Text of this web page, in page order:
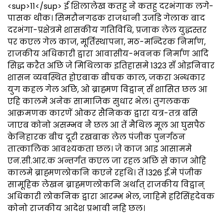
<sup>11</sup> ई शिलालेख कतहु ने कतहु दरभंगाक लगे-
पासक थीक। सिमरौनगढक राजधानी उजडि गेलाक बाद
दरभंगा-प्रक्षेत्रमे शासकीय गतिविधि, प्रजाक लेल युद्धस्तर
पर कएल गेल काज, मूर्तिस्थापना, मठ-मन्दिरक निर्माण,
राजकीय अधिकारी द्वारा आवासीय-भवनक निर्माण आदि
सिद्ध करैत अछि जे मिथिलाक इतिहासमे 1323 सँ ओइनिवार
शासन व्यवस्थित होएबाक बीचक काल, जकरा अन्धकार
युग कहल गेल अछि, ओ ब्राह्मण विद्वान् सँ शासित छल आ
एहि कालमे अनेक सामाजिक सुधार भेल। तुगलकक
आक्रमणक कारणें ओकर सैनिकक द्वारा यत्र-तत्र बसि
जाएब कोनो असम्भव नै छल आ तें मैथिल मूल आ घुसपैठ
केनिहारक बीच दूरी रखबाक लेल पंजीक पुनर्गठन
तात्कालिक आवश्यकता छल। जे काज आइ आसाममे
एन.सी.आर.क अन्तर्गत कएल जा रहल अछि से काज ओहि
कालमे ब्राह्मणलोकनि कएने रहथि। तें 1326 ई.मे पंजीक
सामूहिक लेखन ब्राह्मणलोकनि अर्थात् राजकीय विद्वान्
अधिकारी लोकनिक द्वारा आरम्भ भेल, जाहिमे हरिसिंहदेवक
कोनो राजकीय आदेश प्रभावी नहि छल।